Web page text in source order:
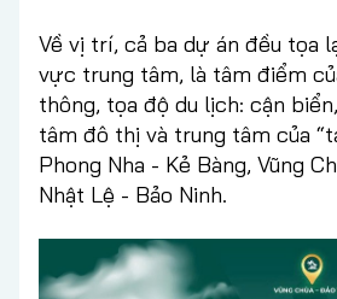
Về vị trí, cả ba dự án đều tọa
vực trung tâm, là tâm điểm
thông, tọa độ du lịch: cận
tâm đô thị và trung tâm của
Phong Nha - Kẻ Bàng, Vũng
Nhật Lệ - Bảo Ninh.